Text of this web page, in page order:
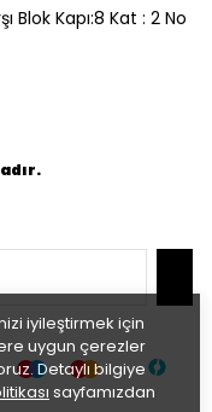
iyileştirmek için
uygun çerezler
Detaylı bilgiye
sayfamızdan
Blok Kapı:8 Kat : 2 No